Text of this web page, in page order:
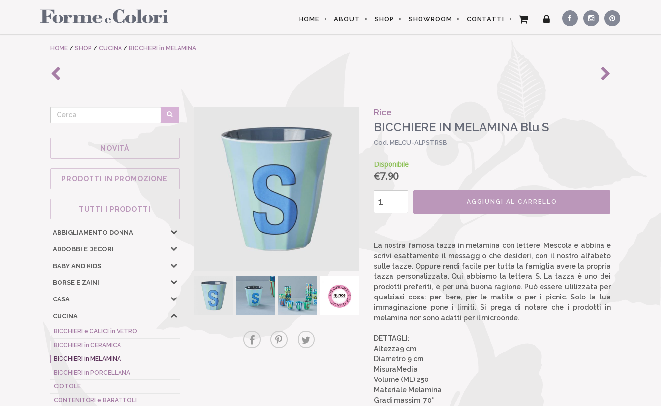
HOME ABOUT SHOP SHOWROOM CONTATTI
HOME / SHOP / CUCINA / BICCHIERI in MELAMINA
NOVITÀ
PRODOTTI IN PROMOZIONE
TUTTI I PRODOTTI
ABBIGLIAMENTO DONNA
ADDOBBI E DECORI
BABY AND KIDS
BORSE E ZAINI
CASA
CUCINA
BICCHIERI e CALICI in VETRO
BICCHIERI in CERAMICA
BICCHIERI in MELAMINA
BICCHIERI in PORCELLANA
CIOTOLE
CONTENITORI e BARATTOLI
Rice
BICCHIERE IN MELAMINA Blu S
Cod. MELCU-ALPSTRSB
Disponibile
€7.90
AGGIUNGI AL CARRELLO
La nostra famosa tazza in melamina con lettere. Mescola e abbina e
scrivi esattamente il messaggio che desideri, con il nostro alfabeto
sulle tazze. Oppure rendi facile per tutta la famiglia avere la propria
tazza personalizzata. Qui abbiamo la lettera S. La tazza è uno dei
prodotti preferiti, e per una buona ragione. Può essere utilizzata per
qualsiasi cosa: per bere, per le matite o per i picnic. Solo la tua
immaginazione pone i limiti. Si prega di notare che i prodotti in
melamina non sono adatti per il microonde.
DETTAGLI:
Altezza9 cm
Diametro 9 cm
MisuraMedia
Volume (ML) 250
Materiale Melamina
Gradi massimi 70°